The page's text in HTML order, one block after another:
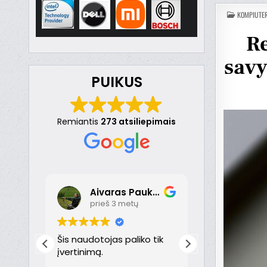
PUIKUS
Remiantis 273 atsiliepimais
Aivaras Paukste
prieš 3 metų
Šis naudotojas paliko tik
įvertinimą.
В